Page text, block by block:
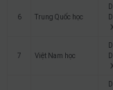
6 Trung Quốc học
7 Việt Nam học